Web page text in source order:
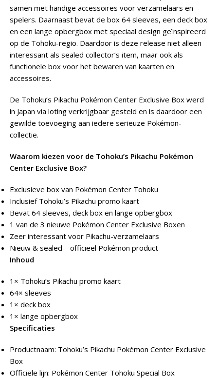
samen met handige accessoires voor verzamelaars en
spelers. Daarnaast bevat de box 64 sleeves, een deck box
en een lange opbergbox met speciaal design geïnspireerd
op de Tohoku-regio. Daardoor is deze release niet alleen
interessant als sealed collector’s item, maar ook als
functionele box voor het bewaren van kaarten en
accessoires.
De Tohoku’s Pikachu Pokémon Center Exclusive Box werd
in Japan via loting verkrijgbaar gesteld en is daardoor een
gewilde toevoeging aan iedere serieuze Pokémon-
collectie.
Waarom kiezen voor de Tohoku’s Pikachu Pokémon
Center Exclusive Box?
Exclusieve box van Pokémon Center Tohoku
Inclusief Tohoku’s Pikachu promo kaart
Bevat 64 sleeves, deck box en lange opbergbox
1 van de 3 nieuwe Pokémon Center Exclusive Boxen
Zeer interessant voor Pikachu-verzamelaars
Nieuw & sealed – officieel Pokémon product
Inhoud
1× Tohoku’s Pikachu promo kaart
64× sleeves
1× deck box
1× lange opbergbox
Specificaties
Productnaam: Tohoku’s Pikachu Pokémon Center Exclusive
Box
Officiële lijn: Pokémon Center Tohoku Special Box